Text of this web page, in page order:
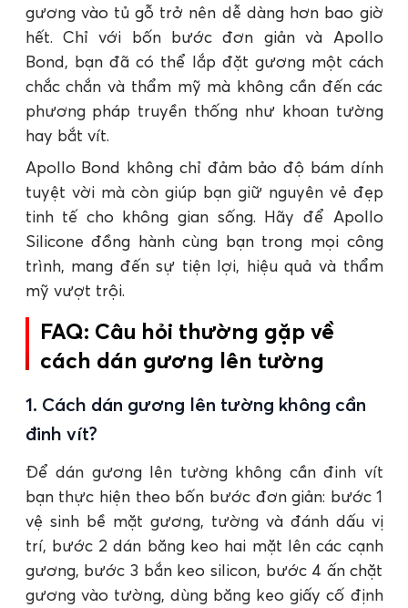
gương vào tủ gỗ trở nên dễ dàng hơn bao giờ
hết. Chỉ với bốn bước đơn giản và Apollo
Bond, bạn đã có thể lắp đặt gương một cách
chắc chắn và thẩm mỹ mà không cần đến các
phương pháp truyền thống như khoan tường
hay bắt vít.
Apollo Bond không chỉ đảm bảo độ bám dính
tuyệt vời mà còn giúp bạn giữ nguyên vẻ đẹp
tinh tế cho không gian sống. Hãy để Apollo
Silicone đồng hành cùng bạn trong mọi công
trình, mang đến sự tiện lợi, hiệu quả và thẩm
mỹ vượt trội.
FAQ: Câu hỏi thường gặp về
cách dán gương lên tường
1. Cách dán gương lên tường không cần
đinh vít?
Để dán gương lên tường không cần đinh vít
bạn thực hiện theo bốn bước đơn giản: bước 1
vệ sinh bề mặt gương, tường và đánh dấu vị
trí, bước 2 dán băng keo hai mặt lên các cạnh
gương, bước 3 bắn keo silicon, bước 4 ấn chặt
gương vào tường, dùng băng keo giấy cố định